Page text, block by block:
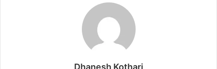
Dhanesh Kothari